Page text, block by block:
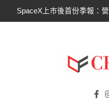
Hut 8淨虧1.77億美元股價急
CLARITY法案60票門檻仍
參議員聯合聲明
SpaceX上市後首份季報：
AI（